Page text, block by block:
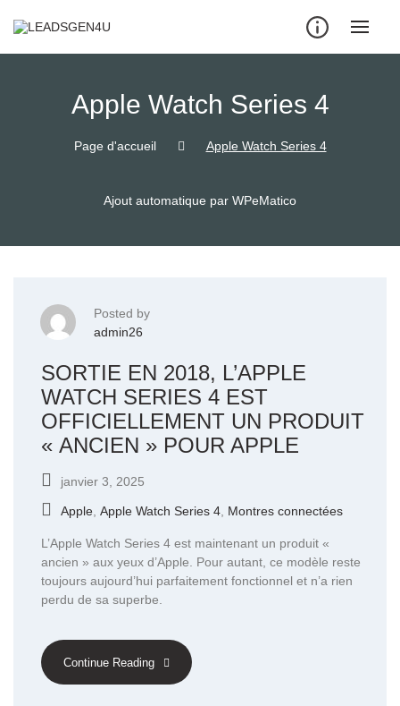
Apple Watch Series 4
Page d'accueil Apple Watch Series 4
Ajout automatique par WPeMatico
Posted by
admin26
SORTIE EN 2018, L’APPLE
WATCH SERIES 4 EST
OFFICIELLEMENT UN PRODUIT
« ANCIEN » POUR APPLE
janvier 3, 2025
Apple Apple Watch Series 4 Montres connectées
L’Apple Watch Series 4 est maintenant un produit «
ancien » aux yeux d’Apple. Pour autant, ce modèle reste
toujours aujourd’hui parfaitement fonctionnel et n’a rien
perdu de sa superbe.
Continue Reading